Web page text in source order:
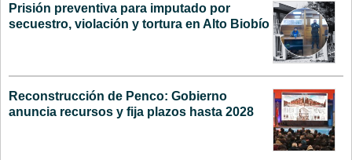
Prisión preventiva para imputado por
secuestro, violación y tortura en Alto Biobío
Reconstrucción de Penco: Gobierno
anuncia recursos y fija plazos hasta 2028